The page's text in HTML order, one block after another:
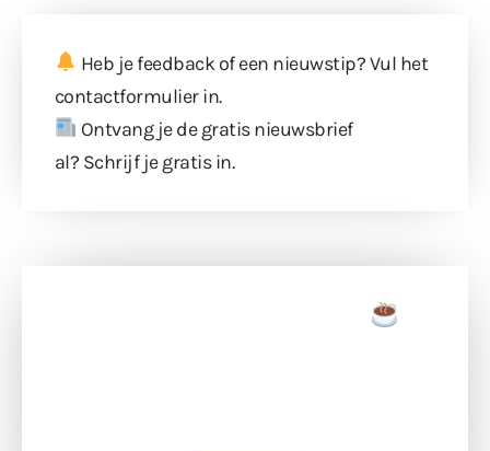
Heb je feedback of een nieuwstip? Vul het
contactformulierin.
Ontvang je de gratis nieuwsbrief
al? Schrijf je gratis in.